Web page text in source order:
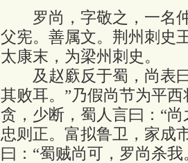
罗尚，字敬之，一名仲
父宪。善属文。荆州刺史
太康末，为梁州刺史。
及赵廞反于蜀，尚表曰
其败耳。”乃假尚节为平
贪，少断，蜀人言曰：“
忠则正。富拟鲁卫，家成
曰：“蜀贼尚可，罗尚杀